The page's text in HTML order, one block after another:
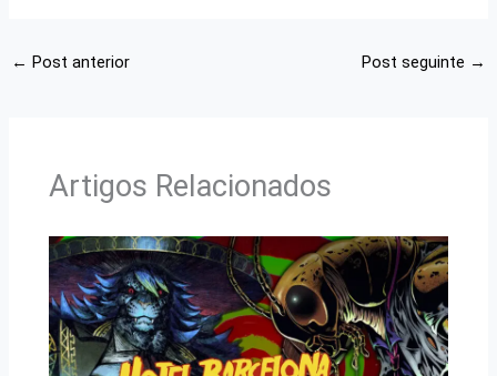
← Post anterior Post seguinte →
Artigos Relacionados